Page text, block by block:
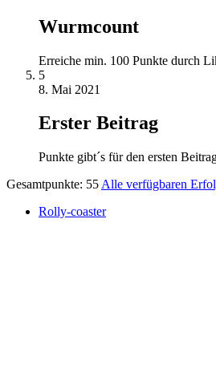
Wurmcount
Erreiche min. 100 Punkte durch
5
8. Mai 2021
Erster Beitrag
Punkte gibt´s für den ersten
Gesamtpunkte: 55 Alle verfügbaren
Rolly-coaster